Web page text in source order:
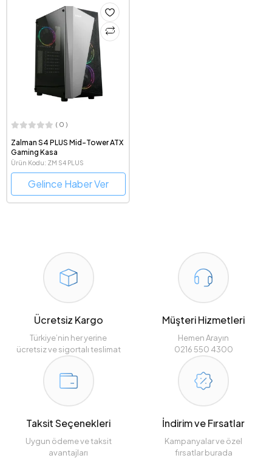
( 0 )
Zalman S4 PLUS Mid-Tower ATX
Gaming Kasa
Ürün Kodu: ZM S4 PLUS
Gelince Haber Ver
Ücretsiz Kargo
Türkiye’nin her yerine
ücretsiz ve sigortalı teslimat
Müşteri Hizmetleri
Hemen Arayın
0216 550 4300
Taksit Seçenekleri
Uygun ödeme ve taksit
avantajları
İndirim ve Fırsatlar
Kampanyalar ve özel
fırsatlar burada